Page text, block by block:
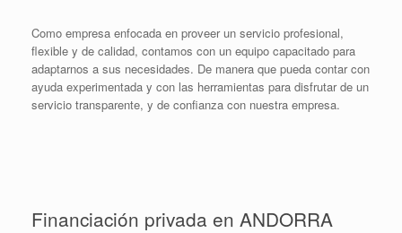
Como empresa enfocada en proveer un servicio profesional,
flexible y de calidad, contamos con un equipo capacitado para
adaptarnos a sus necesidades. De manera que pueda contar con
ayuda experimentada y con las herramientas para disfrutar de un
servicio transparente, y de confianza con nuestra empresa.
Financiación privada en ANDORRA